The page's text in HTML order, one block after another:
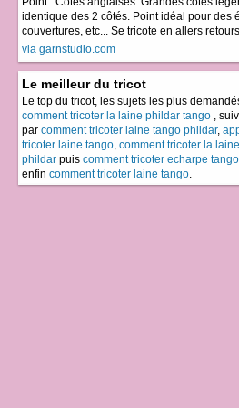
identique des 2 côtés. Point idéal pour des
couvertures, etc... Se tricote en allers
via garnstudio.com
Le meilleur du tricot
Le top du tricot, les sujets les plus
comment tricoter la laine phildar tango ,
par comment tricoter laine tango phildar,
tricoter laine tango, comment tricoter la
phildar puis comment tricoter echarpe
enfin comment tricoter laine tango.